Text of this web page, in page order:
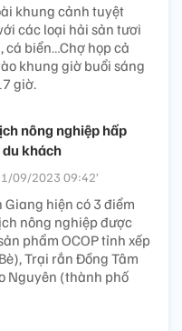
khung cảnh tuyệt
các loại hải sản tươi
cá biển…Chợ họp cả
khung giờ buổi sáng
giờ.
nông nghiệp hấp
du khách
09/2023 09:42’
Giang hiện có 3 điểm
nông nghiệp được
phẩm OCOP tỉnh xếp
Trại rắn Đồng Tâm
Nguyên (thành phố